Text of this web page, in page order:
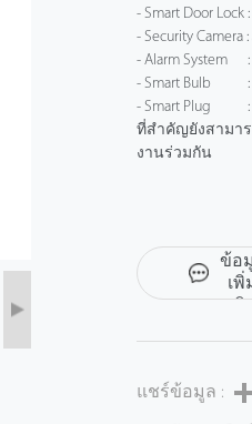
- Smart Door
- Security
- Alarm System
- Smart Bulb :
- Smart Plug :
ที่สำคัญยังสามาร
งานร่วมกัน
ข้อ
เพิ่
เติ
แชร์ข้อมูล :